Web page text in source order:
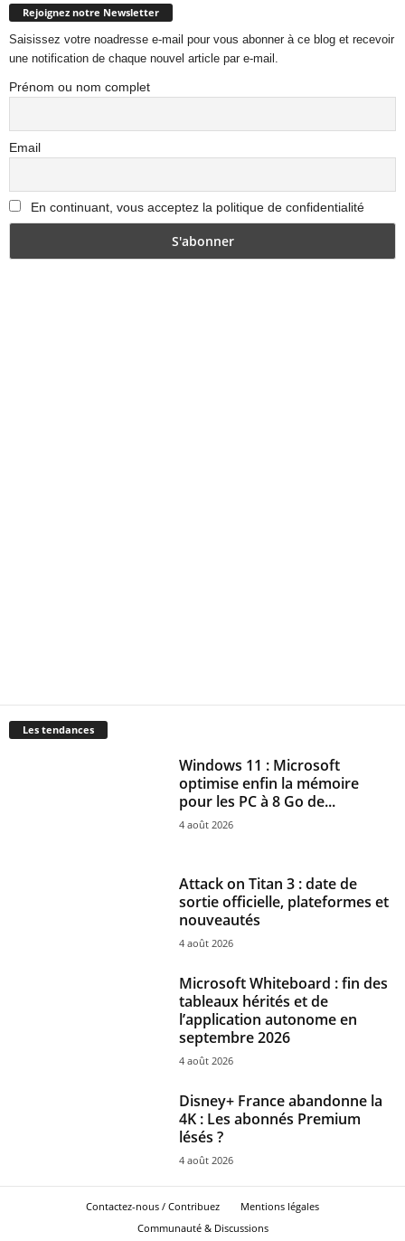
Rejoignez notre Newsletter
Saisissez votre noadresse e-mail pour vous abonner à ce blog et recevoir
une notification de chaque nouvel article par e-mail.
Prénom ou nom complet
Email
En continuant, vous acceptez la politique de confidentialité
Les tendances
Windows 11 : Microsoft
optimise enfin la mémoire
pour les PC à 8 Go de...
4 août 2026
Attack on Titan 3 : date de
sortie officielle, plateformes et
nouveautés
4 août 2026
Microsoft Whiteboard : fin des
tableaux hérités et de
l’application autonome en
septembre 2026
4 août 2026
Disney+ France abandonne la
4K : Les abonnés Premium
lésés ?
4 août 2026
Contactez-nous / Contribuez
Mentions légales
Communauté & Discussions